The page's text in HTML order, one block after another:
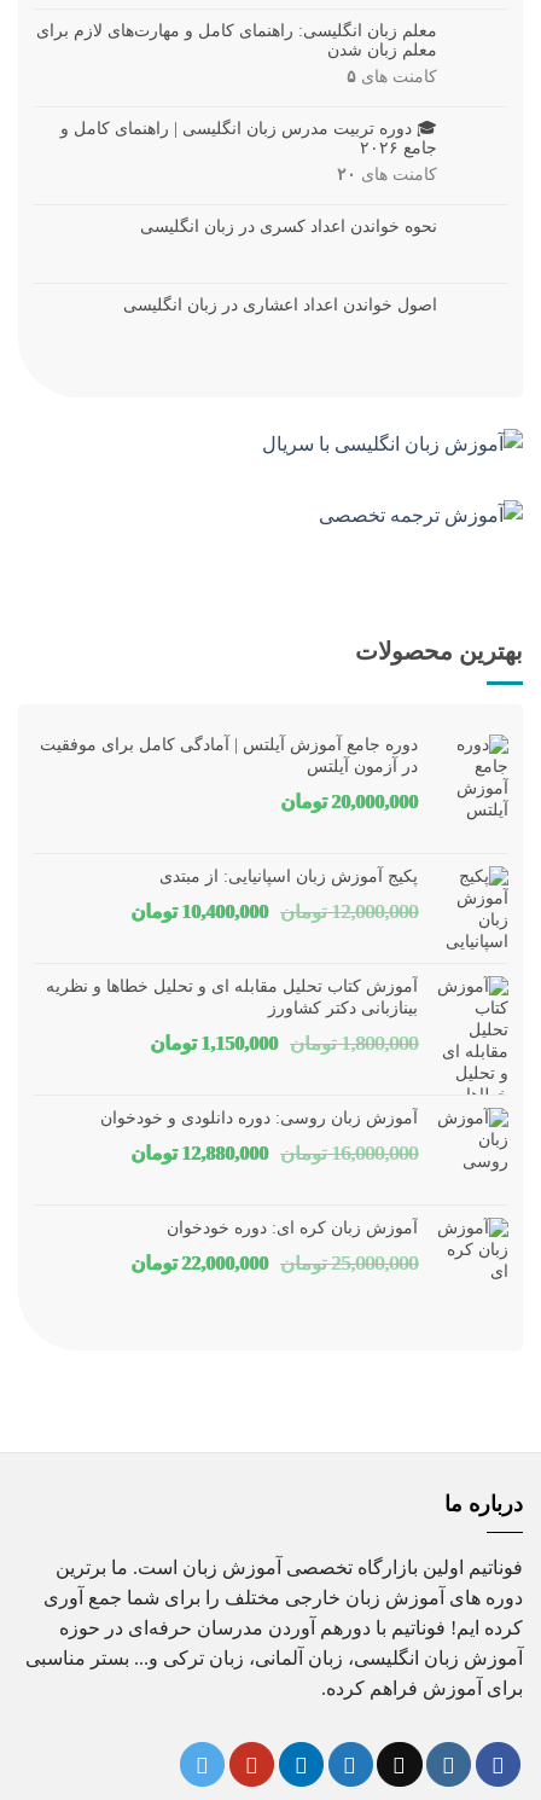
معلم زبان انگلیسی: راهنمای کامل و مهارت‌های لازم برای
معلم زبان شدن
کامنت های ۵
🎓 دوره تربیت مدرس زبان انگلیسی | راهنمای کامل و
جامع ۲۰۲۶
کامنت های ۲۰
نحوه خواندن اعداد کسری در زبان انگلیسی
اصول خواندن اعداد اعشاری در زبان انگلیسی
بهترین محصولات
دوره جامع آموزش آیلتس | آمادگی کامل برای موفقیت
در آزمون آیلتس
20,000,000 تومان
پکیج آموزش زبان اسپانیایی: از مبتدی
12,000,000 تومان قیمت
بود.
10,400,000 تومانقیمت
است.
آموزش کتاب تحلیل مقابله ای و تحلیل خطاها و نظریه
بینازبانی دکتر کشاورز
1,800,000 تومان قیمت
بود.
1,150,000 تومانقیمت
است.
آموزش زبان روسی: دوره دانلودی و خودخوان
16,000,000 تومان قیمت
بود.
12,880,000 تومانقیمت
آموزش زبان کره ای: دوره خودخوان
25,000,000 تومان قیمت
22,000,000 تومانقیمت
درباره ما
فوناتیم اولین بازارگاه تخصصی آموزش زبان است. ما برترین
دوره های آموزش زبان خارجی مختلف را برای شما جمع آوری
کرده ایم! فوناتیم با دورهم آوردن مدرسان حرفه‌ای در حوزه
آموزش زبان انگلیسی، زبان آلمانی، زبان ترکی و... بستر مناسبی
برای آموزش فراهم کرده.